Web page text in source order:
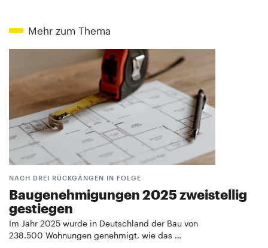
Mehr zum Thema
NACH DREI RÜCKGÄNGEN IN FOLGE
Baugenehmigungen 2025 zweistellig
gestiegen
Im Jahr 2025 wurde in Deutschland der Bau von
238.500 Wohnungen genehmigt, wie das …